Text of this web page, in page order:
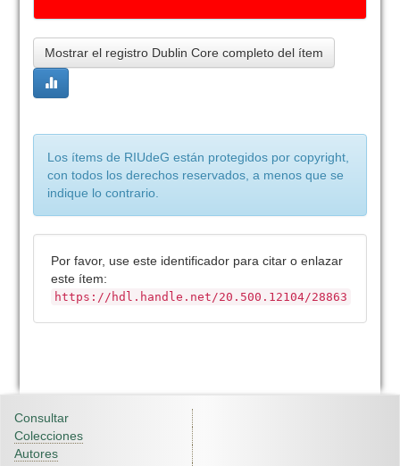
Mostrar el registro Dublin Core completo del ítem
Los ítems de RIUdeG están protegidos por copyright,
con todos los derechos reservados, a menos que se
indique lo contrario.
Por favor, use este identificador para citar o enlazar
este ítem:
https://hdl.handle.net/20.500.12104/28863
Consultar
Colecciones
Autores